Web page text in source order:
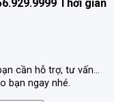
Thời gian
cần hỗ trợ, tư vấn...
bạn ngay nhé.